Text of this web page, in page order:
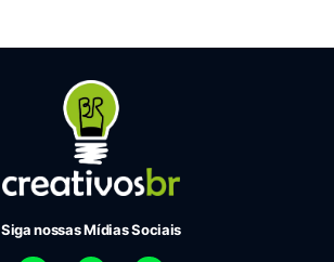
Siga nossas Mídias Sociais